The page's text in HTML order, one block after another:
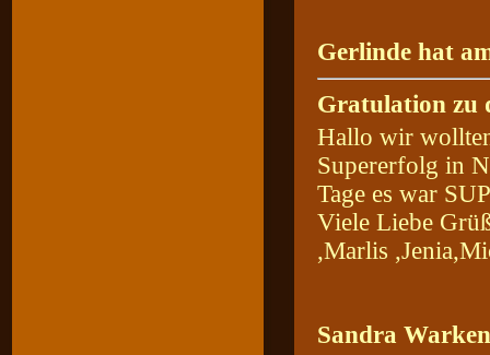
Gerlinde hat
Gratulation zu
Hallo wir
Supererfolg in
Tage es war
Viele Liebe
,Marlis
Sandra